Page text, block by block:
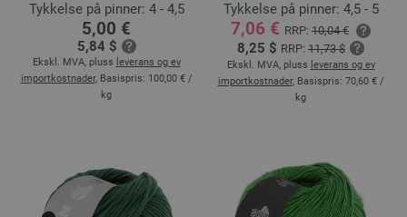
Tykkelse på pinner: 4 - 4,5
5,00 €
5,84 $
Ekskl. MVA, pluss leverans og ev
importkostnader, Basispris: 100,00 € /
kg
Tykkelse på pinner: 4,5 - 5
7,06 € RRP: 10,04 €
8,25 $ RRP: 11,73 $
Ekskl. MVA, pluss leverans og ev
importkostnader, Basispris: 70,60 € /
kg